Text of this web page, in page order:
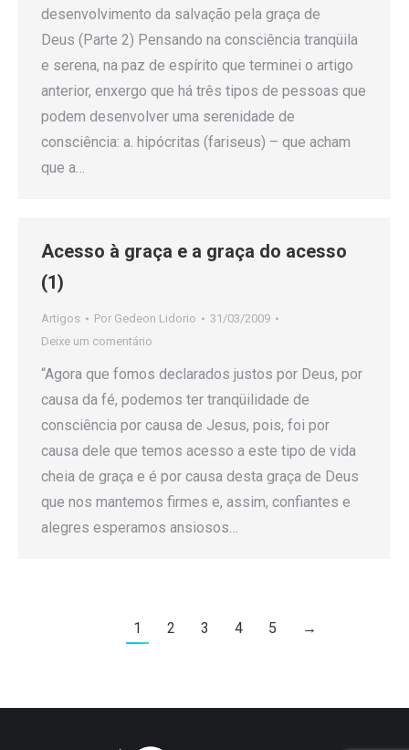
desenvolvimento da salvação pela graça de
Deus (Parte 2) Pensando na consciência tranqüila
e serena, na paz de espírito que terminei o artigo
anterior, enxergo que há três tipos de pessoas que
podem desenvolver uma serenidade de
consciência: a. hipócritas (fariseus) – que acham
que a…
Acesso à graça e a graça do acesso
(1)
Artigos Por Gedeon Lidorio
31/03/2009
Deixe um comentário
“Agora que fomos declarados justos por Deus, por
causa da fé, podemos ter tranqüilidade de
consciência por causa de Jesus, pois, foi por
causa dele que temos acesso a este tipo de vida
cheia de graça e é por causa desta graça de Deus
que nos mantemos firmes e, assim, confiantes e
alegres esperamos ansiosos…
1 2 3 4 5 →